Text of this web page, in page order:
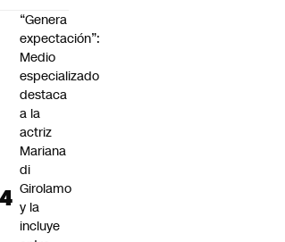
“Genera
expectación”:
Medio
especializado
destaca
a la
actriz
Mariana
di
Girolamo
y la
incluye